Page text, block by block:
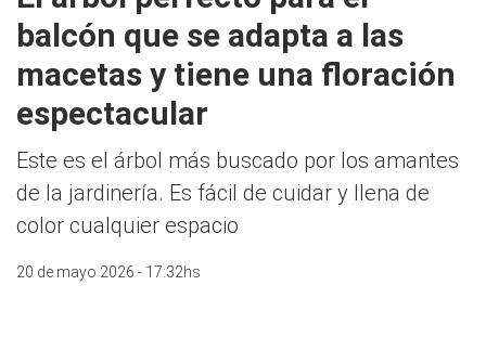
balcón que se adapta a las
macetas y tiene una floración
espectacular
Este es el árbol más buscado por los amantes
de la jardinería. Es fácil de cuidar y llena de
color cualquier espacio
20 de mayo 2026 - 17:32hs